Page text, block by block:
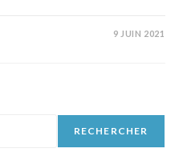
9 JUIN 2021
RECHERCHER